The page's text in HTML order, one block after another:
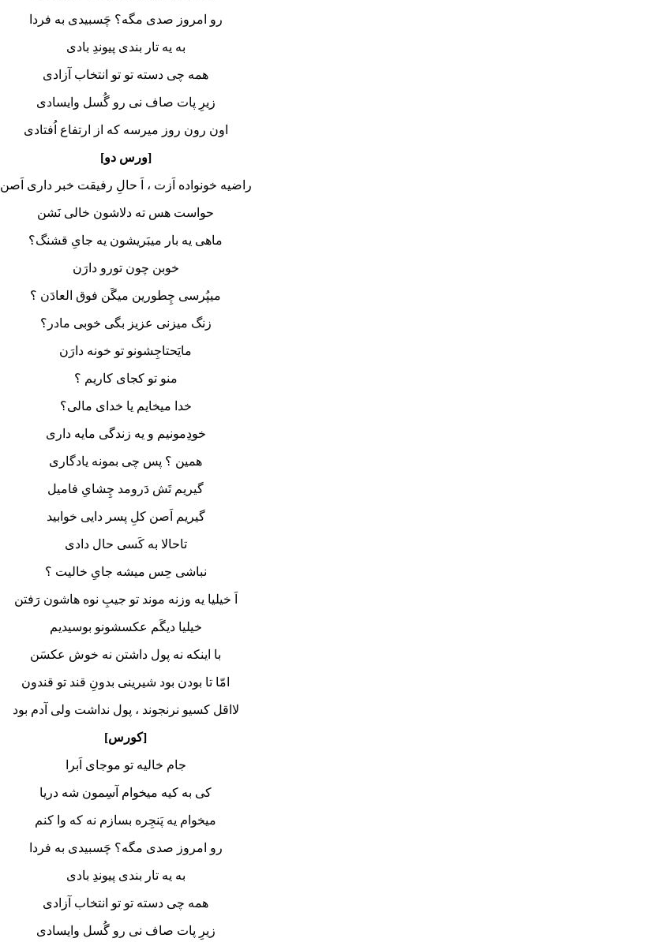
رو امروز صدی مگه؟ چَسبیدی به فردا
به یه تار بندی پیوندِ بادی
همه چی دسته تو تو انتخاب آزادی
زیرِ پات صاف نی رو گُسل وایسادی
اون رون روز میرسه که از ارتفاع اُفتادی
[ورس دو]
راضیه خونواده اَزت ، اَ حالِ رفیقت خبر داری اَصن
حواست هس ته دلاشون خالی نَشن
ماهی یه بار میبَریشون یه جایِ قشنگ؟
خوبن چون تورو دارَن
میپُرسی چِطورین میگَن فوق العادَن ؟
زنگ میزنی عزیز بگی خوبی مادر؟
مایَحتاجِشونو تو خونه دارَن
منو تو کجای کاریم ؟
خدا میخایم یا خدای مالی؟
خودِمونیم و یه زندگی مایه داری
همین ؟ پس چی بمونه یادگاری
گیریم تَش دَرومد چِشایِ فامیل
گیریم اَصن کلِ پسر دایی خوابید
تاحالا به کَسی حال دادی
نباشی حِس میشه جایِ خالیت ؟
اَ خیلیا یه وزنه موند تو جیبِ نوه هاشون رَفتن
خیلیا دیگَم عکسشونو بوسیدیم
با اینکه نه پول داشتن نه خوش عکسَن
امّا تا بودن بود شیرینی بدونِ قند تو قندون
لااقل کسیو نرنجوند ، پول نداشت ولی آدم بود
[کورس]
جام خالیه تو موجای اَبرا
کی به کیه میخوام آسِمون شه دریا
میخوام یه پَنجِره بسازم نه که وا کنم
رو امروز صدی مگه؟ چَسبیدی به فردا
به یه تار بندی پیوندِ بادی
همه چی دسته تو تو انتخاب آزادی
زیرِ پات صاف نی رو گُسل وایسادی